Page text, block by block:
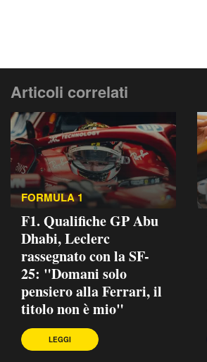
Articoli correlati
FORMULA 1
F1. Qualifiche GP Abu
Dhabi, Leclerc
rassegnato con la SF-
25: "Domani solo
pensiero alla Ferrari, il
titolo non è mio"
LEGGI